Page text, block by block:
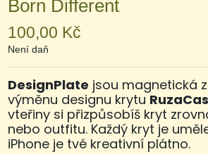
Born Different
100,00 Kč
Není daň
DesignPlate jsou magnetická
výměnu designu krytu
vteřiny si přizpůsobíš kryt
nebo outfitu. Každý kryt je
iPhone je tvé kreativní plátno.